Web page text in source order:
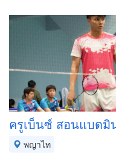
ครูเบ็นซ์ สอนแบดมิ
พญาไท